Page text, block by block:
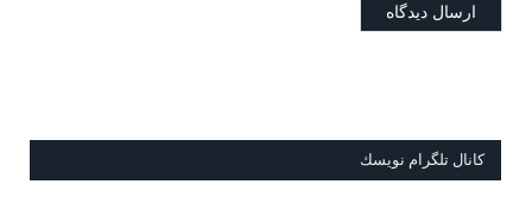
كانال تلگرام نويسك